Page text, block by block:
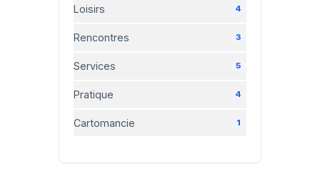
Loisirs 4
Rencontres 3
Services 5
Pratique 4
Cartomancie 1